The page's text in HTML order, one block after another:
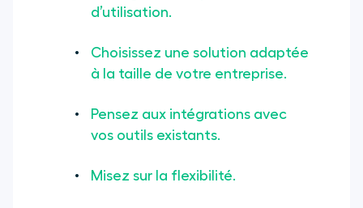
d’utilisation.
Choisissez une solution adaptée
à la taille de votre entreprise.
Pensez aux intégrations avec
vos outils existants.
Misez sur la flexibilité.